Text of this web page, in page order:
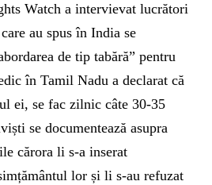
Watch a intervievat lucrători
au spus în India se
de tip tabără” pentru
în Tamil Nadu a declarat că
ei, se fac zilnic câte 30-35
se documentează asupra
cărora li s-a inserat
lor și li s-au refuzat